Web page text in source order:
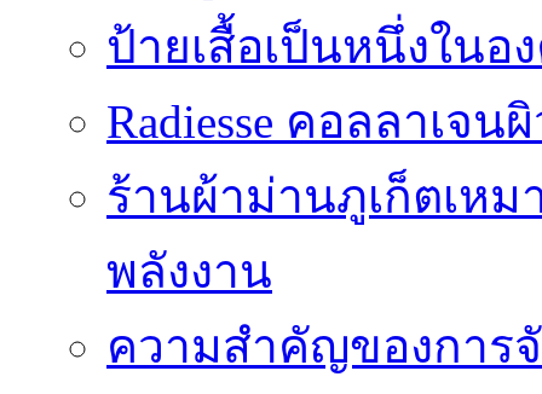
ป้ายเสื้อเป็นหนึ่งใน
Radiesse คอลลาเจน
ร้านผ้าม่านภูเก็ตเห
พลังงาน
ความสำคัญของการ